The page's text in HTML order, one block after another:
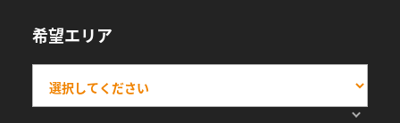
希望エリア